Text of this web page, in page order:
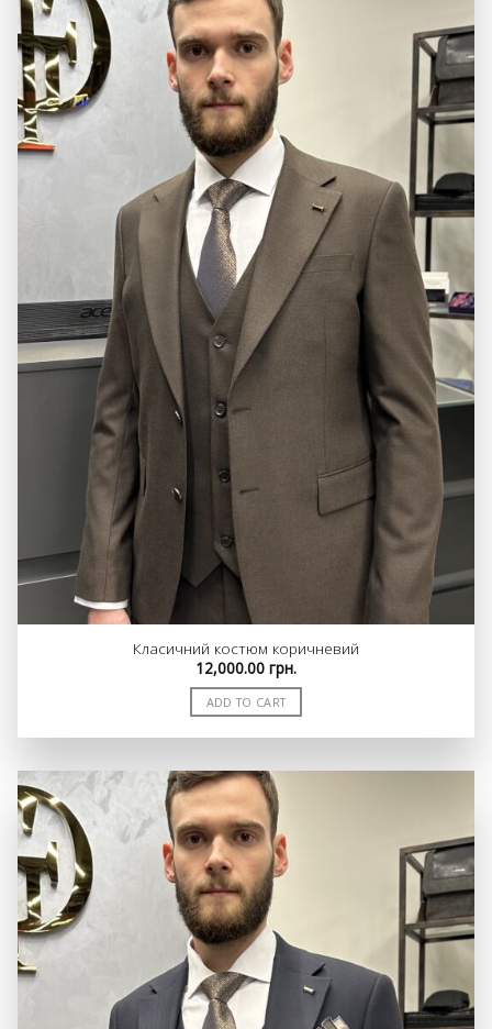
Класичний костюм коричневий
12,000.00 грн.
ADD TO CART